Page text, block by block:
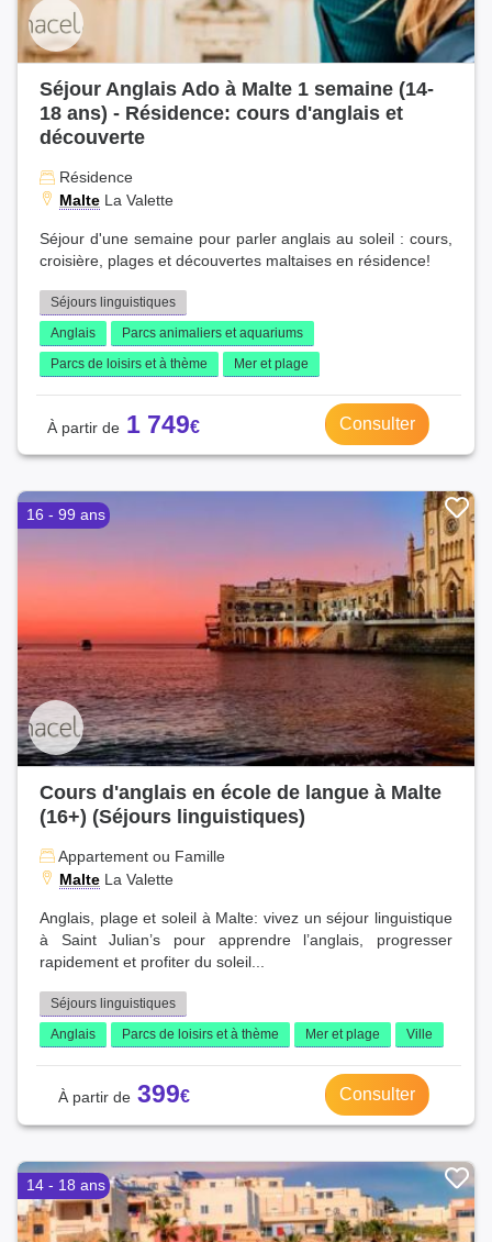
Séjour Anglais Ado à Malte 1 semaine (14-
18 ans) - Résidence: cours d'anglais et
découverte
Résidence
Malte La Valette
Séjour d'une semaine pour parler anglais au soleil : cours,
croisière, plages et découvertes maltaises en résidence!
Séjours linguistiques
Anglais
Parcs animaliers et aquariums
Parcs de loisirs et à thème
Mer et plage
1 749 Consulter
16 - 99 ans
Cours d'anglais en école de langue à Malte
(16+) (Séjours linguistiques)
Appartement ou Famille
Malte La Valette
Anglais, plage et soleil à Malte: vivez un séjour linguistique
à Saint Julian’s pour apprendre l’anglais, progresser
rapidement et profiter du soleil...
Séjours linguistiques
Anglais
Parcs de loisirs et à thème Mer et plage Ville
399 Consulter
14 - 18 ans